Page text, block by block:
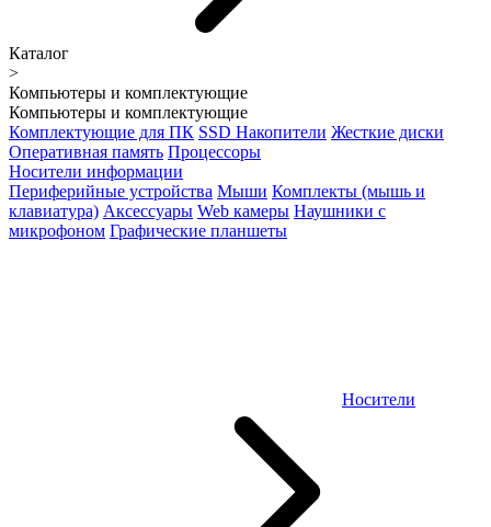
Каталог
>
Компьютеры и комплектующие
Компьютеры и комплектующие
Комплектующие для ПК SSD Накопители Жесткие диски
Оперативная память Процессоры
Носители информации
Периферийные устройства Мыши Комплекты (мышь и
клавиатура) Аксессуары Web камеры Наушники с
микрофоном Графические планшеты
Носители